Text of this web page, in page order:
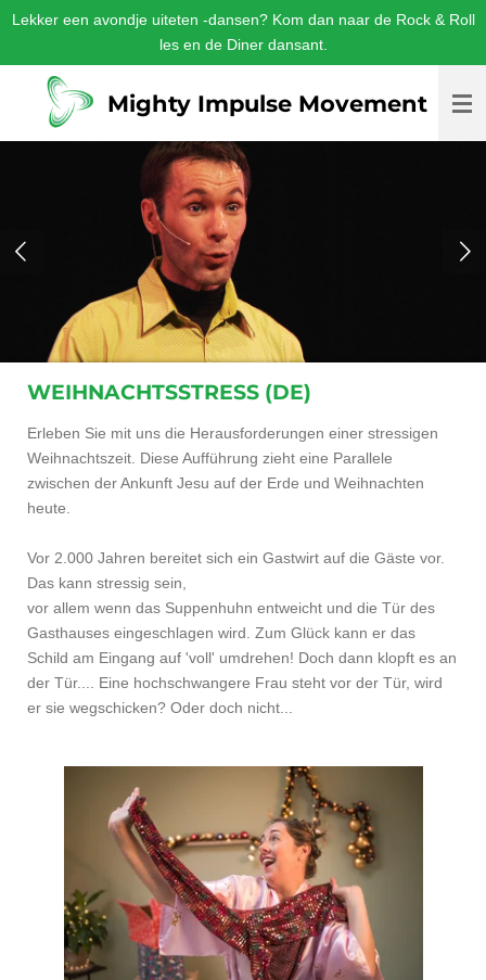
Ga
hoofdinhoud
Mighty Impulse Movement
Lekker een avondje uiteten -dansen? Kom dan naar de Rock & Roll
les en de Diner dansant.
WEIHNACHTSSTRESS (DE)
Erleben Sie mit uns die Herausforderungen einer stressigen
Weihnachtszeit. Diese Aufführung zieht eine Parallele
zwischen der Ankunft Jesu auf der Erde und Weihnachten
heute.
Vor 2.000 Jahren bereitet sich ein Gastwirt auf die Gäste vor.
Das kann stressig sein,
vor allem wenn das Suppenhuhn entweicht und die Tür des
Gasthauses eingeschlagen wird. Zum Glück kann er das
Schild am Eingang auf 'voll' umdrehen! Doch dann klopft es an
der Tür.... Eine hochschwangere Frau steht vor der Tür, wird
er sie wegschicken? Oder doch nicht...